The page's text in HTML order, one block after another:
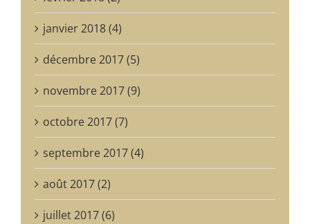
janvier 2018 (4)
décembre 2017 (5)
novembre 2017 (9)
octobre 2017 (7)
septembre 2017 (4)
août 2017 (2)
juillet 2017 (6)